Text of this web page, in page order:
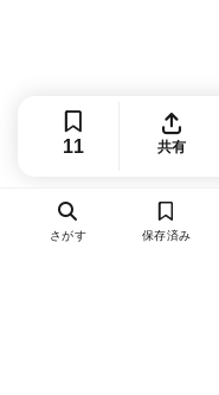
11 共有
さがす 保存済み